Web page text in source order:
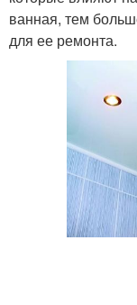
ванная, тем
для ее ремонта.